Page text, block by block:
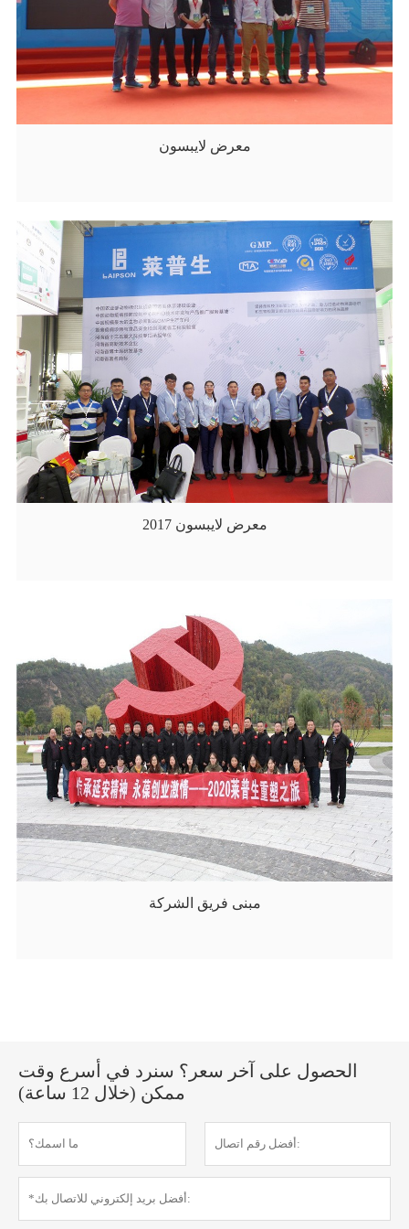
معرض لايبسون
معرض لايبسون 2017
مبنى فريق الشركة
الحصول على آخر سعر؟ سنرد في أسرع وقت
ممكن (خلال 12 ساعة)